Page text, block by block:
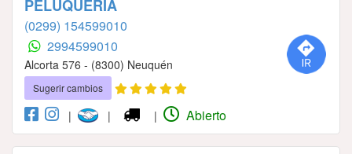
PELUQUERIA
(0299) 154599010
2994599010
Alcorta 576 - (8300) Neuquén
Sugerir cambios
| | | Abierto